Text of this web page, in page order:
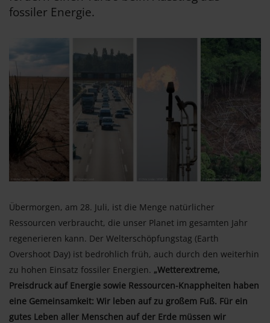
fossiler Energie.
Übermorgen, am 28. Juli, ist die Menge natürlicher
Ressourcen verbraucht, die unser Planet im gesamten Jahr
regenerieren kann. Der Welterschöpfungstag (Earth
Overshoot Day) ist bedrohlich früh, auch durch den weiterhin
zu hohen Einsatz fossiler Energien. „Wetterextreme,
Preisdruck auf Energie sowie Ressourcen-Knappheiten haben
eine Gemeinsamkeit: Wir leben auf zu großem Fuß. Für ein
gutes Leben aller Menschen auf der Erde müssen wir